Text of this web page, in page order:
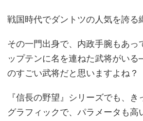
戦国時代でダントツの人気を誇る
その一門出身で、内政手腕もあっ
ップテンに名を連ねた武将がい
のすごい武将だと思いますよね？
『信長の野望』シリーズでも、
グラフィックで、パラメータも高